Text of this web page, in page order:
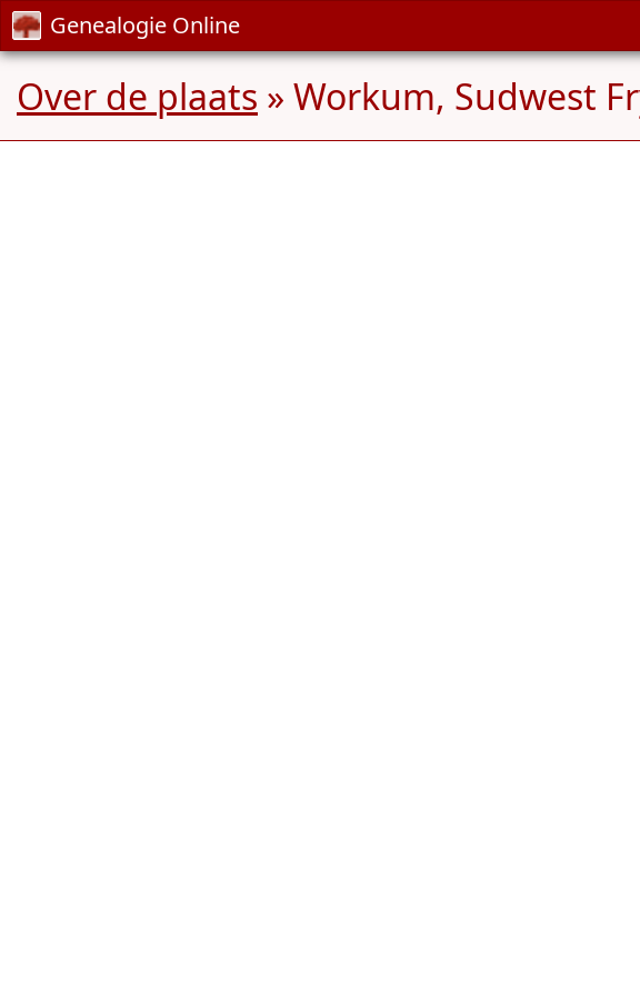
Genealogie Online
Over de plaats » Workum, Sudwest